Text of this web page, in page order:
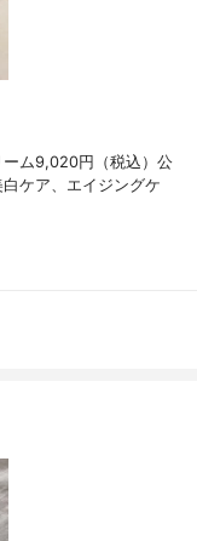
ーム9,020円（税込）公
ケア、エイジングケ